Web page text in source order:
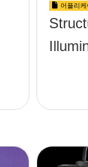
어플리케